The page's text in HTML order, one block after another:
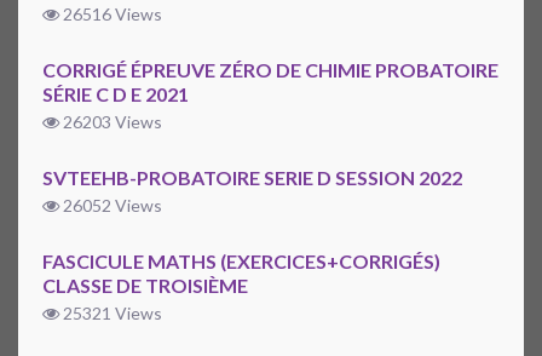
26516 Views
CORRIGÉ ÉPREUVE ZÉRO DE CHIMIE PROBATOIRE
SÉRIE C D E 2021
26203 Views
SVTEEHB-PROBATOIRE SERIE D SESSION 2022
26052 Views
FASCICULE MATHS (EXERCICES+CORRIGÉS)
CLASSE DE TROISIÈME
25321 Views